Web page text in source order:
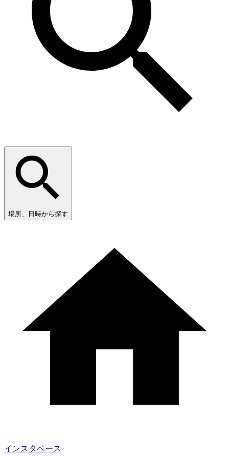
場所、日時から探す
インスタベース